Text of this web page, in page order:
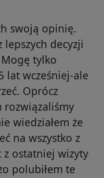
swoją opinię.
decyzji
tylko
lat wcześniej-ale
Oprócz
rozwiązaliśmy
wiedziałem że
na wszystko z
z ostatniej wizyty
polubiłem te